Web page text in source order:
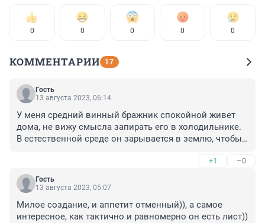
0 0 0 0 0
КОММЕНТАРИИ 17
Гость
13 августа 2023, 06:14
У меня средний винный бражник спокойной живет
дома, не вижу смысла запирать его в холодильнике.
В естественной среде он зарывается в землю, чтобы
окуклился и всё так же подергивает хвостиком:)
+1 –0
Гость
13 августа 2023, 05:07
Милое создание, и аппетит отменный)), а самое
интересное, как тактично и равномерно он есть лист))